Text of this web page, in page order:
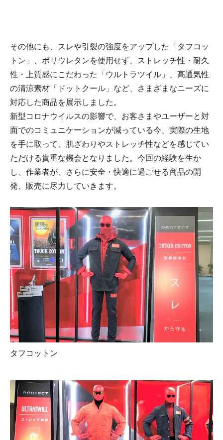
その他にも、スレや引裂の強度をアップした「タフコッ
トン」、ポリウレタンを使用せず、ストレッチ性・耐久
性・上質感にこだわった「ウルトラツイル」、高通気性
の清涼素材「ドットクール」など、さまざまなニーズに
対応した商品を展示しました。
新型コロナウイルスの影響で、お客さまやユーザーと対
面でのコミュニケーションが減っている今、実際の生地
を手に取って、肌ざわりやストレッチ性などを感じてい
ただける貴重な機会となりました。今回の経験を生か
し、作業者が、さらに安全・快適に過ごせる商品の開
発、販売に尽力していきます。
タフコットン